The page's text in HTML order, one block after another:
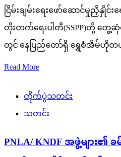
ငြိမ်းချမ်းရေးဖော်ဆောင်မှုညှိနှိုင်
တိုးတက်ရေးပါတီ(SSPP)တို့ တွေ့
တွင် နေပြည်တော်ရှိ ရွှေစံအိမ်ဟို
Read More
တိုက်ပွဲသတင်း
သတင်း
PNLA/ KNDF အဖွဲ့များ၏